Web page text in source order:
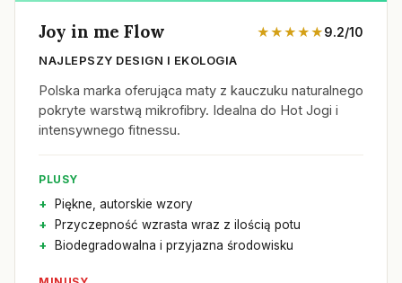
Joy in me Flow ★★★★★9.2/10
NAJLEPSZY DESIGN I EKOLOGIA
Polska marka oferująca maty z kauczuku naturalnego
pokryte warstwą mikrofibry. Idealna do Hot Jogi i
intensywnego fitnessu.
PLUSY
Piękne, autorskie wzory
Przyczepność wzrasta wraz z ilością potu
Biodegradowalna i przyjazna środowisku